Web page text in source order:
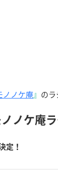
ノノケ庵』 の
ノケ庵ラ
定！